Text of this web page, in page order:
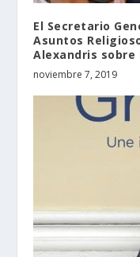
El Secretario
Asuntos
Alexandris sobre
noviembre 7, 2019